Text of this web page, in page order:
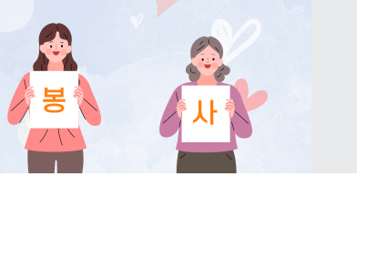
자주묻는질문